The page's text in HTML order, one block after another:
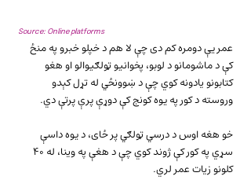
Source: Online platforms
عمر یې دومره کم دی چې لا هم د خپلو خبرو په منځ
کې د ماشومانو د لوبو، پخوانیو ټولګیوالو او هغو
کتابونو یادونه کوي چې د ښوونځي له تړل کېدو
وروسته د کور په یوه کونج کې دوړې پرې پرتې دي.
خو هغه اوس د درسي ټولګي پر ځای، د یوه داسې
کلونو زیات عمر لري.